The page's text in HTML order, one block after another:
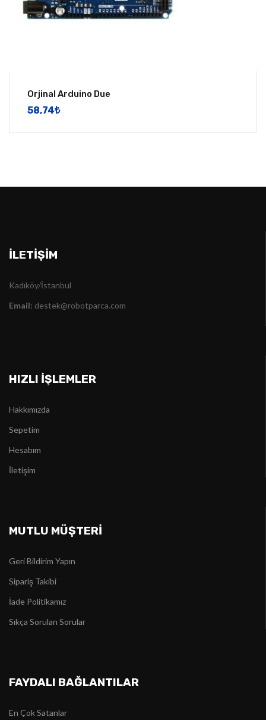
Orjinal Arduino Due
58,74​₺
İLETIŞIM
Kadıköy/İstanbul
Email: destek@robotparca.com
HIZLI İŞLEMLER
Hakkımızda
Sepetim
Hesabım
İletişim
MUTLU MÜŞTERİ
Geri Bildirim Yapın
Sipariş Takibi
İade Politikamız
Sıkça Sorulan Sorular
FAYDALI BAĞLANTILAR
En Çok Satanlar